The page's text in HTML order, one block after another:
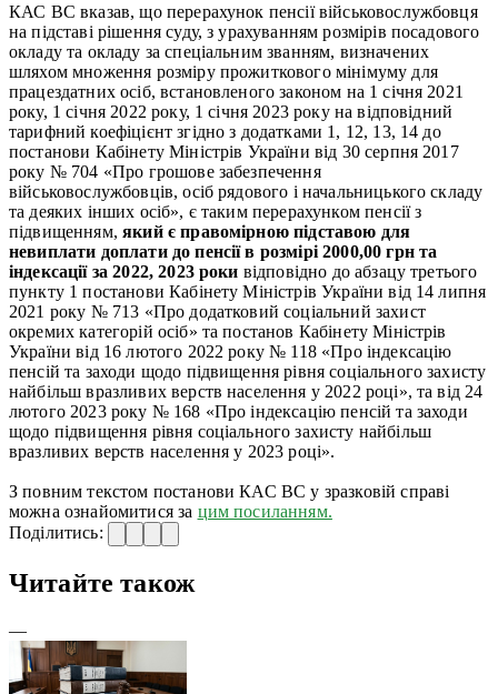
КАС ВС вказав, що перерахунок пенсії військовослужбовця
на підставі рішення суду, з урахуванням розмірів посадового
окладу та окладу за спеціальним званням, визначених
шляхом множення розміру прожиткового мінімуму для
працездатних осіб, встановленого законом на 1 січня 2021
року, 1 січня 2022 року, 1 січня 2023 року на відповідний
тарифний коефіцієнт згідно з додатками 1, 12, 13, 14 до
постанови Кабінету Міністрів України від 30 серпня 2017
року № 704 «Про грошове забезпечення
військовослужбовців, осіб рядового і начальницького складу
та деяких інших осіб», є таким перерахунком пенсії з
підвищенням,який є правомірною підставою для
невиплати доплати до пенсії в розмірі 2000,00 грн та
індексації за 2022, 2023 роки відповідно до абзацу третього
пункту 1 постанови Кабінету Міністрів України від 14 липня
2021 року № 713 «Про додатковий соціальний захист
окремих категорій осіб» та постанов Кабінету Міністрів
України від 16 лютого 2022 року № 118 «Про індексацію
пенсій та заходи щодо підвищення рівня соціального захисту
найбільш вразливих верств населення у 2022 році», та від 24
лютого 2023 року № 168 «Про індексацію пенсій та заходи
щодо підвищення рівня соціального захисту найбільш
вразливих верств населення у 2023 році».
З повним текстом постанови КАС ВС у зразковій справі
можна ознайомитися за цим посиланням.
Поділитись:
Читайте також
—